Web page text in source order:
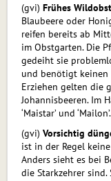
(gvi) Frühes
Blaubeere oder
reifen bereits ab
im Obstgarten. Die
gedeiht sie
und benötigt keinen
Erziehen gelten die
Johannisbeeren. Im
‘Maistar’ und ‘Mailon’.
(gvi) Vorsichtig
ist in der Regel
Anders sieht es bei
die Stark­zehrer